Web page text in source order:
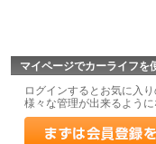
マイページでカーライフを
ログインするとお気に入
様々な管理が出来るよう